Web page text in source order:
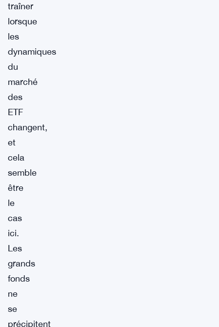
traîner
lorsque
les
dynamiques
du
marché
des
ETF
changent,
et
cela
semble
être
le
cas
ici.
Les
grands
fonds
ne
se
précipitent